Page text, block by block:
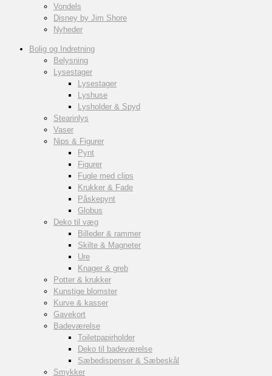
Vondels
Disney by Jim Shore
Nyheder
Bolig og Indretning
Belysning
Lysestager
Lysestager
Lyshuse
Lysholder & Spyd
Stearinlys
Vaser
Nips & Figurer
Pynt
Figurer
Fugle med clips
Krukker & Fade
Påskepynt
Globus
Deko til væg
Billeder & rammer
Skilte & Magneter
Ure
Knager & greb
Potter & krukker
Kunstige blomster
Kurve & kasser
Gavekort
Badeværelse
Toiletpapirholder
Deko til badeværelse
Sæbedispenser & Sæbeskål
Smykker